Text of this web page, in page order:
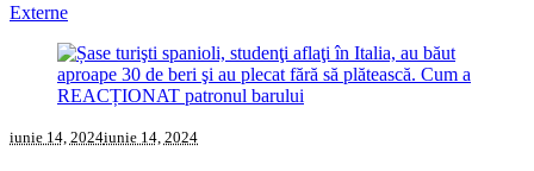
Externe
iunie 14, 2024iunie 14, 2024